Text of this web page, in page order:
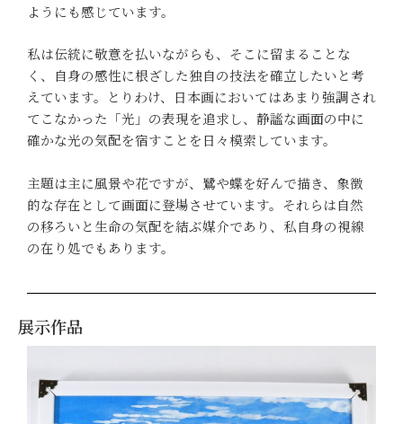
ようにも感じています。
私は伝統に敬意を払いながらも、そこに留まることな
く、自身の感性に根ざした独自の技法を確立したいと考
えています。とりわけ、日本画においてはあまり強調され
てこなかった「光」の表現を追求し、静謐な画面の中に
確かな光の気配を宿すことを日々模索しています。
主題は主に風景や花ですが、鷺や蝶を好んで描き、象徴
的な存在として画面に登場させています。それらは自然
の移ろいと生命の気配を結ぶ媒介であり、私自身の視線
の在り処でもあります。
展示作品